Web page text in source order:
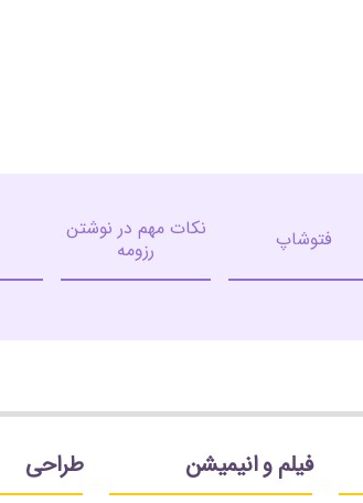
فتوشاپ
نکات مهم در نوشتن
رزومه
فیلم و انیمیشن طراحی